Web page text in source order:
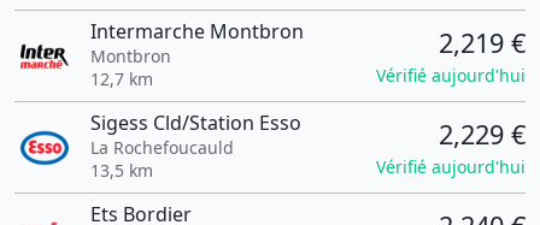
Intermarche Montbron
Montbron
12,7 km
2,219 €
Vérifié aujourd'hui
Sigess Cld/Station Esso
La Rochefoucauld
13,5 km
2,229 €
Vérifié aujourd'hui
Ets Bordier